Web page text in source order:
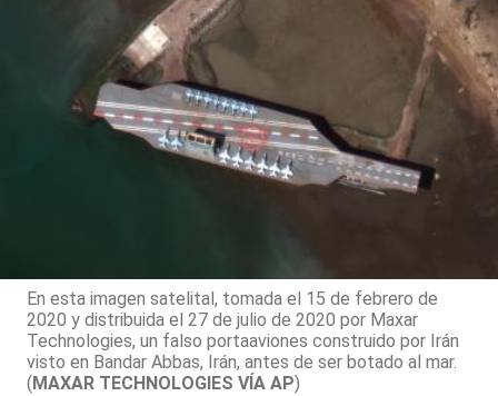
En esta imagen satelital, tomada el 15 de febrero de
2020 y distribuida el 27 de julio de 2020 por Maxar
Technologies, un falso portaaviones construido por Irán
visto en Bandar Abbas, Irán, antes de ser botado al mar.
(MAXAR TECHNOLOGIES VÍA AP)